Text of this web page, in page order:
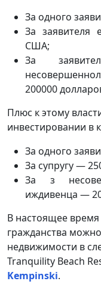
За одного
За заявителя
США;
За
200000
Плюс к этому
инвестировании в
За одного
За супругу —
За з
иждивенца —
В настоящее
гражданства
недвижимости в
Tranquility Beach
Kempinski.